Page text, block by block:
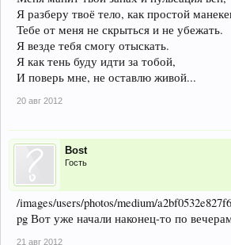
Я разберу твоё тело, как простой
Тебе от меня не скрыться и не убежать.
Я везде тебя смогу отыскать.
Я как тень буду идти за тобой,
И поверь мне, не оставлю живой...
20 авг 2012
Bost
Гость
/images/users/photos/medium/
pg Вот уже начали наконец-то по
21 авг 2012